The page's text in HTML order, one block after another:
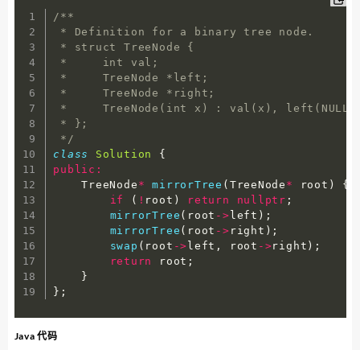
/**
* Definition for a binary tree node.
* struct TreeNode {
*     int val;
*     TreeNode *left;
*     TreeNode *right;
*     TreeNode(int x) : val(x),
* };
*/
class
Solution
{
public :
    TreeNode
* mirrorTree ( TreeNode * root )
{
if
( ! root ) return nullptr ;
mirrorTree ( root -> left ) ;
mirrorTree ( root -> right ) ;
swap ( root -> left , root ->right ) ;
return
root ;
}
} ;
Java 代码